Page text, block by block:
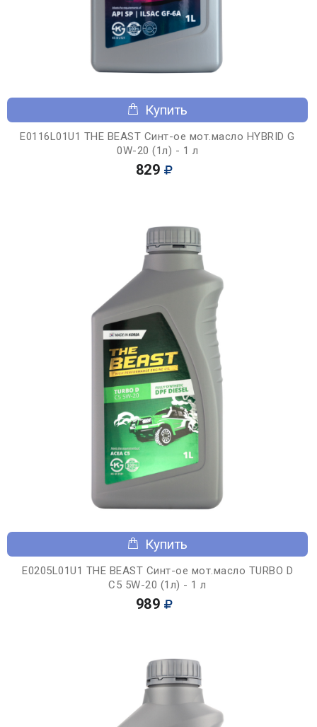
Купить
E0116L01U1 THE BEAST Синт-ое мот.масло HYBRID G
0W-20 (1л) - 1 л
829
Купить
E0205L01U1 THE BEAST Синт-ое мот.масло TURBO D
C5 5W-20 (1л) - 1 л
989